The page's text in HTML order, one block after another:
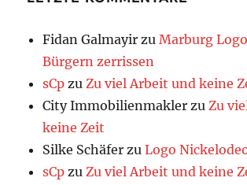
Fidan Galmayir zuMarburg
Bürgern zerrissen
sCp zuZu viel Arbeit und keine
City Immobilienmakler zuZu
keine Zeit
Silke Schäfer zuLogo
sCp zuZu viel Arbeit und keine